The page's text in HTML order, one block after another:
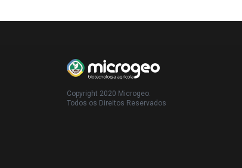
Copyright 2020 Microgeo.
Todos os Direitos Reservados